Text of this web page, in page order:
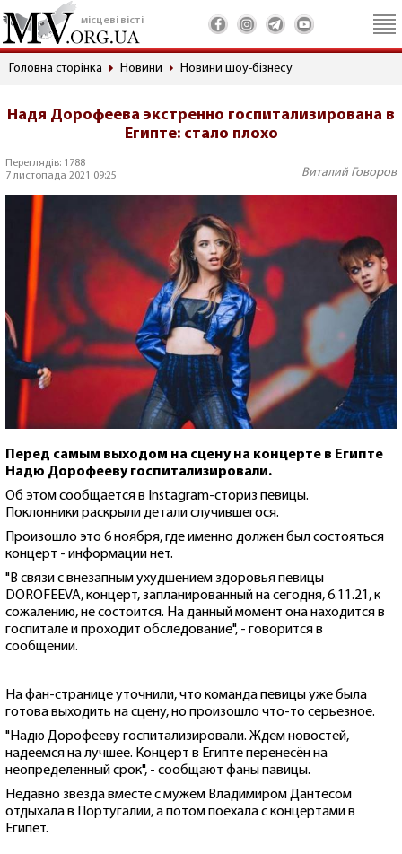
місцеві вісті
Головна сторінка Новини Новини шоу-бізнесу
Надя Дорофеева экстренно госпитализирована в
Египте: стало плохо
Переглядів: 1788
7 листопада 2021 09:25
Виталий Говоров
Перед самым выходом на сцену на концерте в Египте
Надю Дорофееву госпитализировали.
Об этом сообщается в Instagram-сториз певицы.
Поклонники раскрыли детали случившегося.
Произошло это 6 ноября, где именно должен был состояться
концерт - информации нет.
"В связи с внезапным ухудшением здоровья певицы
DOROFEEVA, концерт, запланированный на сегодня, 6.11.21, к
сожалению, не состоится. На данный момент она находится в
госпитале и проходит обследование", - говорится в
сообщении.
На фан-странице уточнили, что команда певицы уже была
готова выходить на сцену, но произошло что-то серьезное.
"Надю Дорофееву госпитализировали. Ждем новостей,
надеемся на лучшее. Концерт в Египте перенесён на
неопределенный срок", - сообщают фаны павицы.
Недавно звезда вместе с мужем Владимиром Дантесом
отдыхала в Португалии, а потом поехала с концертами в
Египет.